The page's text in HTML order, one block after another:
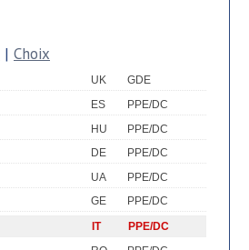
| Choix
UK
GDE
ES
PPE/DC
HU
PPE/DC
DE
PPE/DC
UA
PPE/DC
GE
PPE/DC
IT
PPE/DC